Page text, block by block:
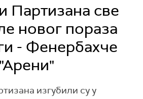
Партизана све
новог пораза
- Фенербахче
изгубили су у